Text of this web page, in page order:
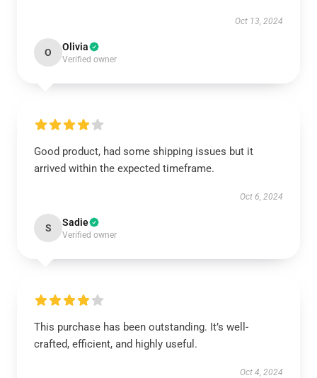
Oct 13, 2024
O Olivia
Verified owner
Good product, had some shipping issues but it
arrived within the expected timeframe.
Oct 6, 2024
S Sadie
Verified owner
This purchase has been outstanding. It’s well-
crafted, efficient, and highly useful.
Oct 4, 2024